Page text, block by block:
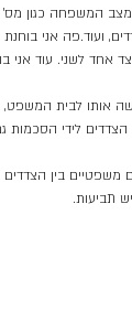
המשפחה כגון מס'
פה אני בוחנת
אחד לשני. עוד אני
אותו לבית
הצדדים לידי
משפטיים בין